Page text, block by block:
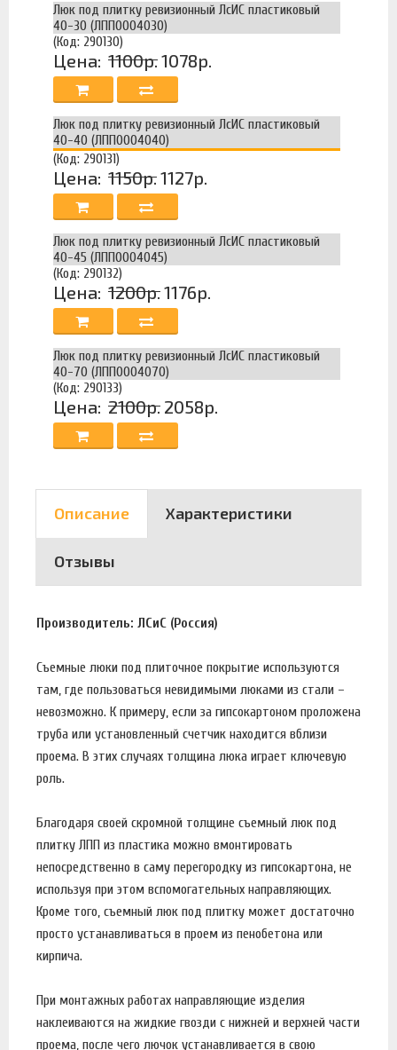
Люк под плитку ревизионный ЛсИС пластиковый
40-30 (ЛПП0004030)
(Код: 290130)
Цена: 1100р.1078р.
Люк под плитку ревизионный ЛсИС пластиковый
40-40 (ЛПП0004040)
(Код: 290131)
Цена: 1150р.1127р.
Люк под плитку ревизионный ЛсИС пластиковый
40-45 (ЛПП0004045)
(Код: 290132)
Цена: 1200р.1176р.
Люк под плитку ревизионный ЛсИС пластиковый
40-70 (ЛПП0004070)
(Код: 290133)
Цена: 2100р. 2058р.
Описание Характеристики
Отзывы
Производитель: ЛСиС (Россия)
Съемные люки под плиточное покрытие используются
там, где пользоваться невидимыми люками из стали –
невозможно. К примеру, если за гипсокартоном проложена
труба или установленный счетчик находится вблизи
проема. В этих случаях толщина люка играет ключевую
роль.
Благодаря своей скромной толщине съемный люк под
плитку ЛПП из пластика можно вмонтировать
непосредственно в саму перегородку из гипсокартона, не
используя при этом вспомогательных направляющих.
Кроме того, съемный люк под плитку может достаточно
просто устанавливаться в проем из пенобетона или
кирпича.
При монтажных работах направляющие изделия
наклеиваются на жидкие гвозди с нижней и верхней части
проема, после чего лючок устанавливается в свою